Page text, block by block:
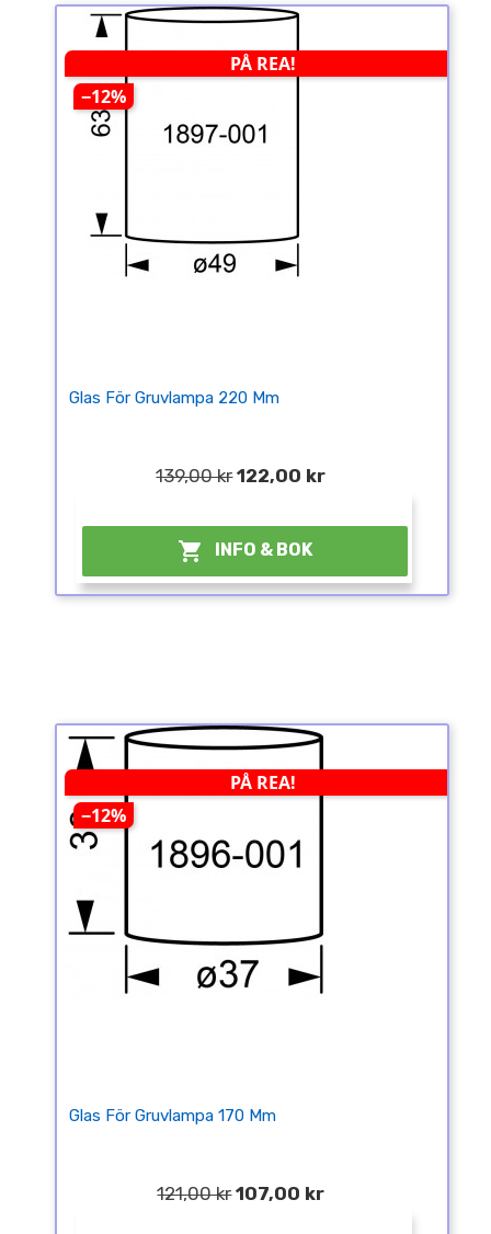
PÅ REA!
−12%
Glas För Gruvlampa 220 Mm
139,00 kr 122,00 kr
 INFO & BOK
PÅ REA!
−12%
Glas För Gruvlampa 170 Mm
121,00 kr 107,00 kr